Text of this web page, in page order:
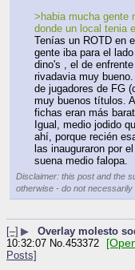
>habia mucha gente
donde un local tenia
Tenías un ROTD en
gente iba para el
dino's , el de
rivadavia muy
de jugadores de FG
muy buenos títulos.
fichas eran más
Igual, medio jodido
ahí, porque recién
las inauguraron por
suena medio falopa.
Disclaimer: this post and the
otherwise - do not necessarily
[–] ▶ Overlay molesto
10:32:07 No. 453372
Posts]